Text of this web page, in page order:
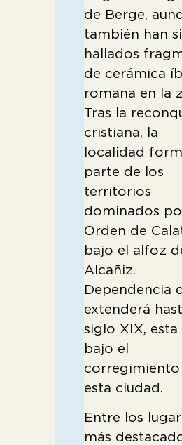
de Berge,
también han
hallados
de cerámica
romana en la
Tras la
cristiana, la
localidad
parte de los
territorios
dominados
Orden de
bajo el alfoz
Alcañiz.
Dependencia
extenderá
siglo XIX, esta
bajo el
corregimiento
esta ciudad.
Entre los
más